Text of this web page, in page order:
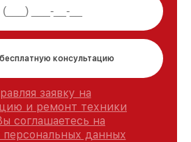
консультацию
заявку на
и ремонт техники
соглашаетесь на
персональных данных